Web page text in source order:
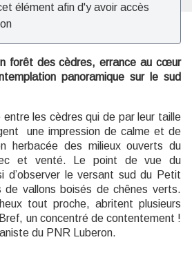
élément afin d'y avoir accès
forêt des cèdres, errance au cœur
panoramique sur le sud
entre les cèdres qui de par leur taille
une impression de calme et de
herbacée des milieux ouverts du
et venté. Le point de vue du
d’observer le versant sud du Petit
de vallons boisés de chênes verts.
tout proche, abritent plusieurs
un concentré de contentement !
du PNR Luberon.